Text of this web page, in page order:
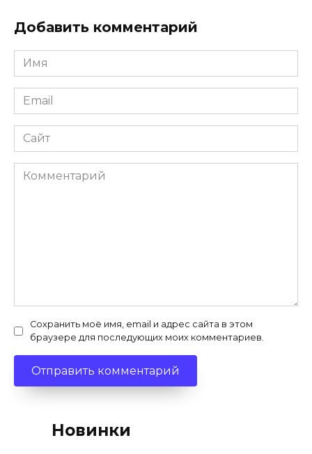
Добавить комментарий
Имя
*
Email
*
Сайт
Комментарий
Сохранить моё имя, email и адрес сайта в этом
браузере для последующих моих комментариев.
Новинки